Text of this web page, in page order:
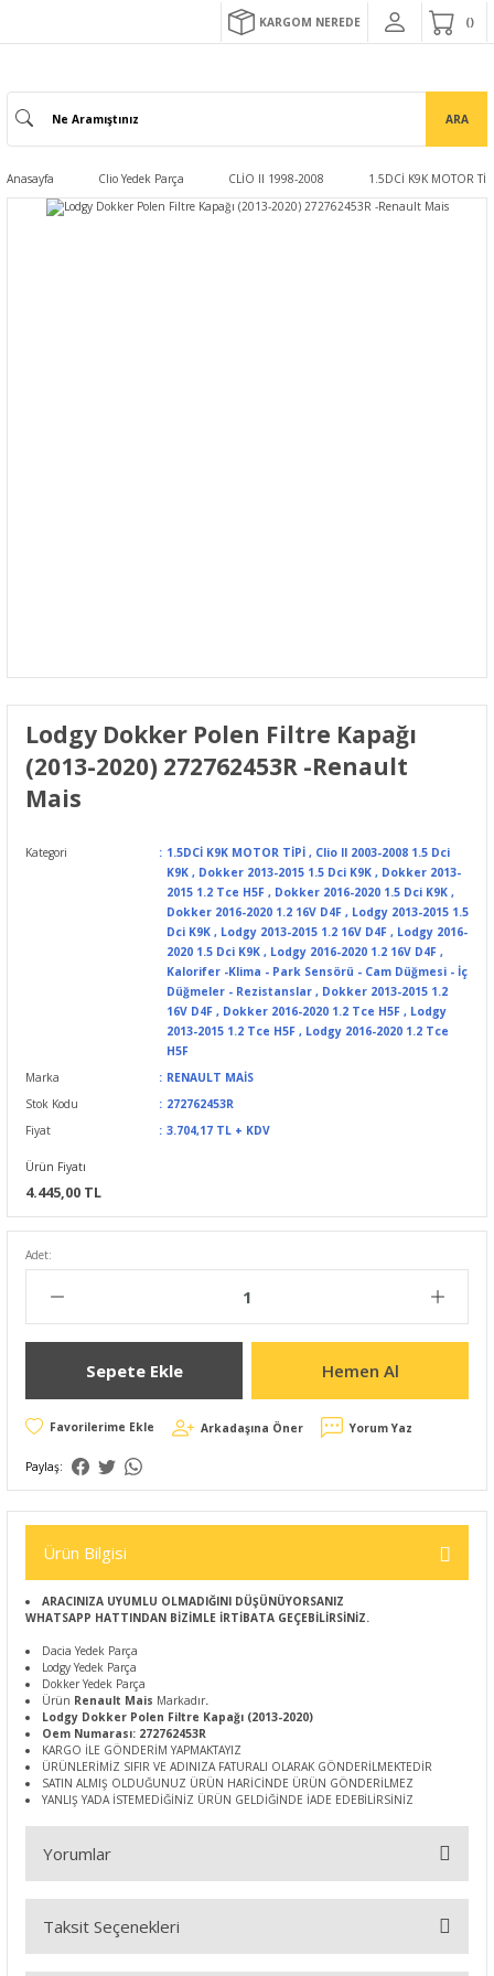
KARGOM NEREDE
ARA
Anasayfa Clio Yedek Parça CLİO II 1998-2008 1.5DCİ K9K MOTOR
Lodgy Dokker Polen Filtre Kapağı
(2013-2020) 272762453R -Renault
Mais
Kategori 1.5DCİ K9K MOTOR TİPİ , Clio II 2003-2008 1.5 Dci
K9K , Dokker 2013-2015 1.5 Dci K9K , Dokker 2013-
2015 1.2 Tce H5F , Dokker 2016-2020 1.5 Dci K9K ,
Dokker 2016-2020 1.2 16V D4F , Lodgy 2013-2015 1.5
Dci K9K , Lodgy 2013-2015 1.2 16V D4F , Lodgy 2016-
2020 1.5 Dci K9K , Lodgy 2016-2020 1.2 16V D4F ,
Kalorifer -Klima - Park Sensörü - Cam Düğmesi - İç
Düğmeler - Rezistanslar , Dokker 2013-2015 1.2
16V D4F , Dokker 2016-2020 1.2 Tce H5F , Lodgy
2013-2015 1.2 Tce H5F , Lodgy 2016-2020 1.2 Tce
H5F
Marka
RENAULT MAİS
Stok Kodu
272762453R
Fiyat
3.704,17 TL + KDV
Ürün Fiyatı
4.445,00 TL
Adet:
Sepete Ekle Hemen Al
Arkadaşına Öner Yorum Yaz
Paylaş:
Ürün Bilgisi
ARACINIZA UYUMLU OLMADIĞINI DÜŞÜNÜYORSANIZ
WHATSAPP HATTINDAN BİZİMLE İRTİBATA GEÇEBİLİRSİNİZ.
Dacia Yedek Parça
Lodgy Yedek Parça
Dokker Yedek Parça
Ürün Renault Mais Markadır.
Lodgy Dokker Polen Filtre Kapağı (2013-2020)
Oem Numarası: 272762453R
KARGO İLE GÖNDERİM YAPMAKTAYIZ
ÜRÜNLERİMİZ SIFIR VE ADINIZA FATURALI OLARAK GÖNDERİLMEKTEDİR
SATIN ALMIŞ OLDUĞUNUZ ÜRÜN HARİCİNDE ÜRÜN GÖNDERİLMEZ
YANLIŞ YADA İSTEMEDİĞİNİZ ÜRÜN GELDİĞİNDE İADE EDEBİLİRSİNİZ
Yorumlar
Bu ürüne ilk yorumu siz yapın!
Taksit Seçenekleri